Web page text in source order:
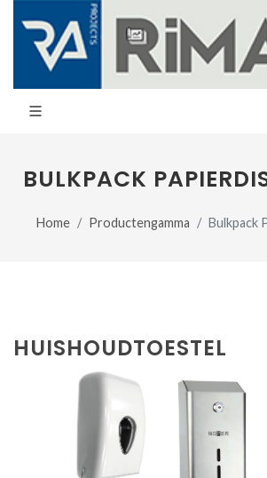
BULKPACK
Home Productengamma Bulkpack
HUISHOUDTOESTEL